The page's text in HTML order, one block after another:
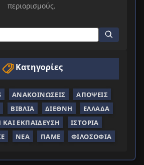
περιορισμούς.
Κατηγορίες
ΑΝΑΚΟΙΝΏΣΕΙΣ
ΑΠΌΨΕΙΣ
ΒΙΒΛΊΑ ΔΙΕΘΝΉ
ΕΛΛΆΔΑ
ΕΚΠΑΊΔΕΥΣΗ
ΙΣΤΟΡΊΑ
ΝΈΑ ΠΑΜΕ ΦΙΛΟΣΟΦΊΑ